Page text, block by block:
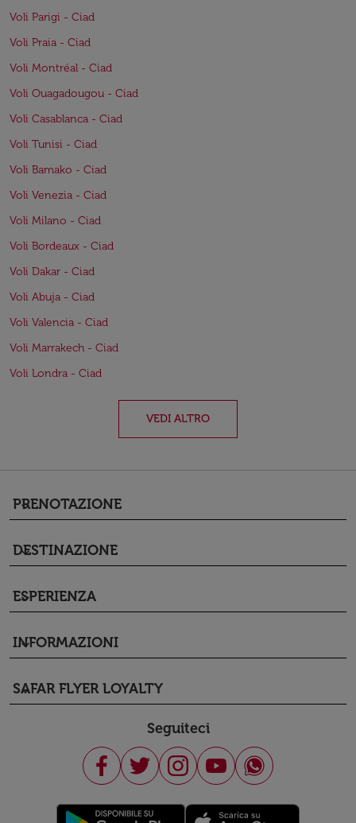
Voli Parigi - Ciad
Voli Praia - Ciad
Voli Montréal - Ciad
Voli Ouagadougou - Ciad
Voli Casablanca - Ciad
Voli Tunisi - Ciad
Voli Bamako - Ciad
Voli Venezia - Ciad
Voli Milano - Ciad
Voli Bordeaux - Ciad
Voli Dakar - Ciad
Voli Abuja - Ciad
Voli Valencia - Ciad
Voli Marrakech - Ciad
Voli Londra - Ciad
VEDI ALTRO
PRENOTAZIONE
keyboard_arrow_down
DESTINAZIONE
keyboard_arrow_down
ESPERIENZA
keyboard_arrow_down
INFORMAZIONI
keyboard_arrow_down
SAFAR FLYER LOYALTY
keyboard_arrow_down
Seguiteci